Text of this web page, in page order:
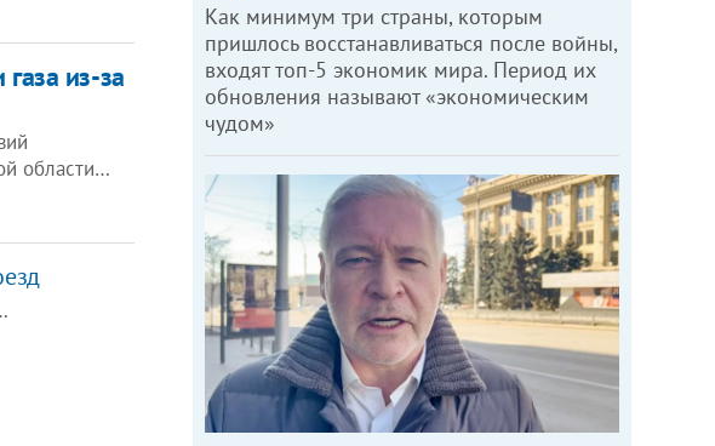
из-за
области…
Как минимум три страны, которым
пришлось восстанавливаться после войны,
входят топ-5 экономик мира. Период их
обновления называют «экономическим
чудом»